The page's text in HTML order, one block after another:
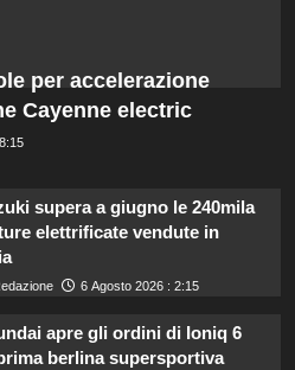
per accelerazione
Cayenne electric
supera a giugno le 240mila
elettrificate vendute in
6 Agosto 2026 : 2:15
apre gli ordini di Ioniq 6
berlina supersportiva